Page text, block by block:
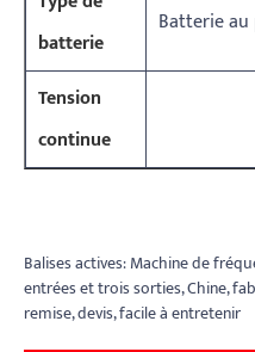
batterie
Batterie
Tension
continue
Balises actives: Machine de
entrées et trois sorties, Chine,
remise, devis, facile à entretenir